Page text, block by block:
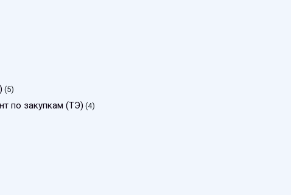
(5)
по закупкам (ТЭ) (4)